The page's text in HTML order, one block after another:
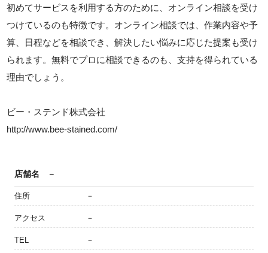
初めてサービスを利用する方のために、オンライン相談を受け
つけているのも特徴です。オンライン相談では、作業内容や予
算、日程などを相談でき、解決したい悩みに応じた提案も受け
られます。無料でプロに相談できるのも、支持を得られている
理由でしょう。
ビー・ステンド株式会社
http://www.bee-stained.com/
店舗名 －
住所 －
アクセス －
TEL －